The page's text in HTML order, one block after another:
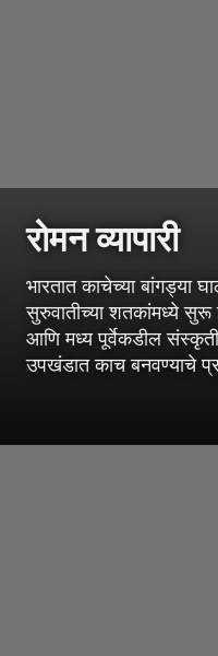
रोमन व्यापारी
भारतात काचेच्या बांगड्या
सुरुवातीच्या शतकांमध्ये सुरू
आणि मध्य पूर्वेकडील
उपखंडात काच बनवण्याचे